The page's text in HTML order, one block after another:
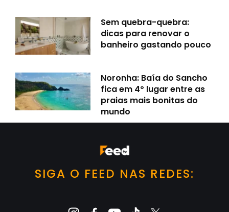
Sem quebra-quebra:
dicas para renovar o
banheiro gastando pouco
Noronha: Baía do Sancho
fica em 4º lugar entre as
praias mais bonitas do
mundo
SIGA O FEED NAS REDES: